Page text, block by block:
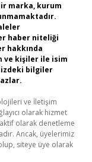
marka, kurum
haber niteliği
hakkında
ve kişiler ile isim
bilgiler
ve İletişim
olarak hizmet
olarak denetleme
Ancak, üyelerimiz
siteye üye olarak